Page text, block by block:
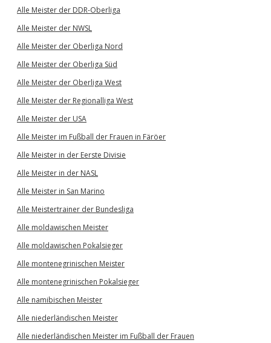
Alle Meister der DDR-Oberliga
Alle Meister der NWSL
Alle Meister der Oberliga Nord
Alle Meister der Oberliga Süd
Alle Meister der Oberliga West
Alle Meister der Regionalliga West
Alle Meister der USA
Alle Meister im Fußball der Frauen in Färöer
Alle Meister in der Eerste Divisie
Alle Meister in der NASL
Alle Meister in San Marino
Alle Meistertrainer der Bundesliga
Alle moldawischen Meister
Alle moldawischen Pokalsieger
Alle montenegrinischen Meister
Alle montenegrinischen Pokalsieger
Alle namibischen Meister
Alle niederländischen Meister
Alle niederländischen Meister im Fußball der Frauen